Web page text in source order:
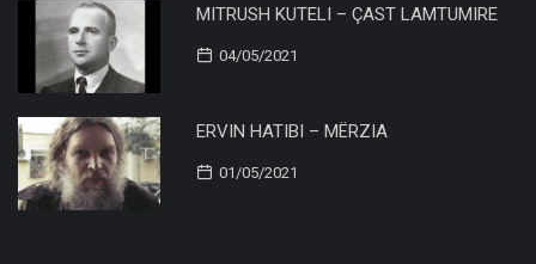
MITRUSH KUTELI – ÇAST LAMTUMIRE
04/05/2021
ERVIN HATIBI – MËRZIA
01/05/2021